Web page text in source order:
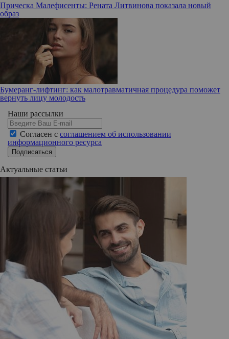
Прическа Малефисенты: Рената Литвинова показала новый
образ
Бумеранг-лифтинг: как малотравматичная процедура поможет
вернуть лицу молодость
Наши рассылки
Согласен с соглашением об использовании
информационного ресурса
Подписаться
Актуальные статьи